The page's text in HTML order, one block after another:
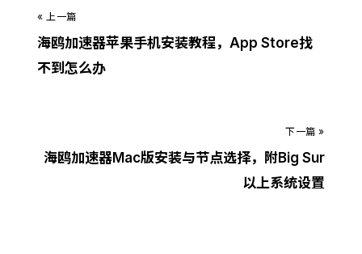
« 上一篇
海鸥加速器苹果手机安装教程，App Store找
不到怎么办
下一篇 »
海鸥加速器Mac版安装与节点选择，附Big Sur
以上系统设置